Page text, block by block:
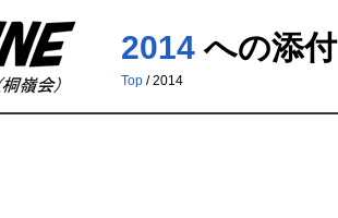
2014への添付
Top/ 2014